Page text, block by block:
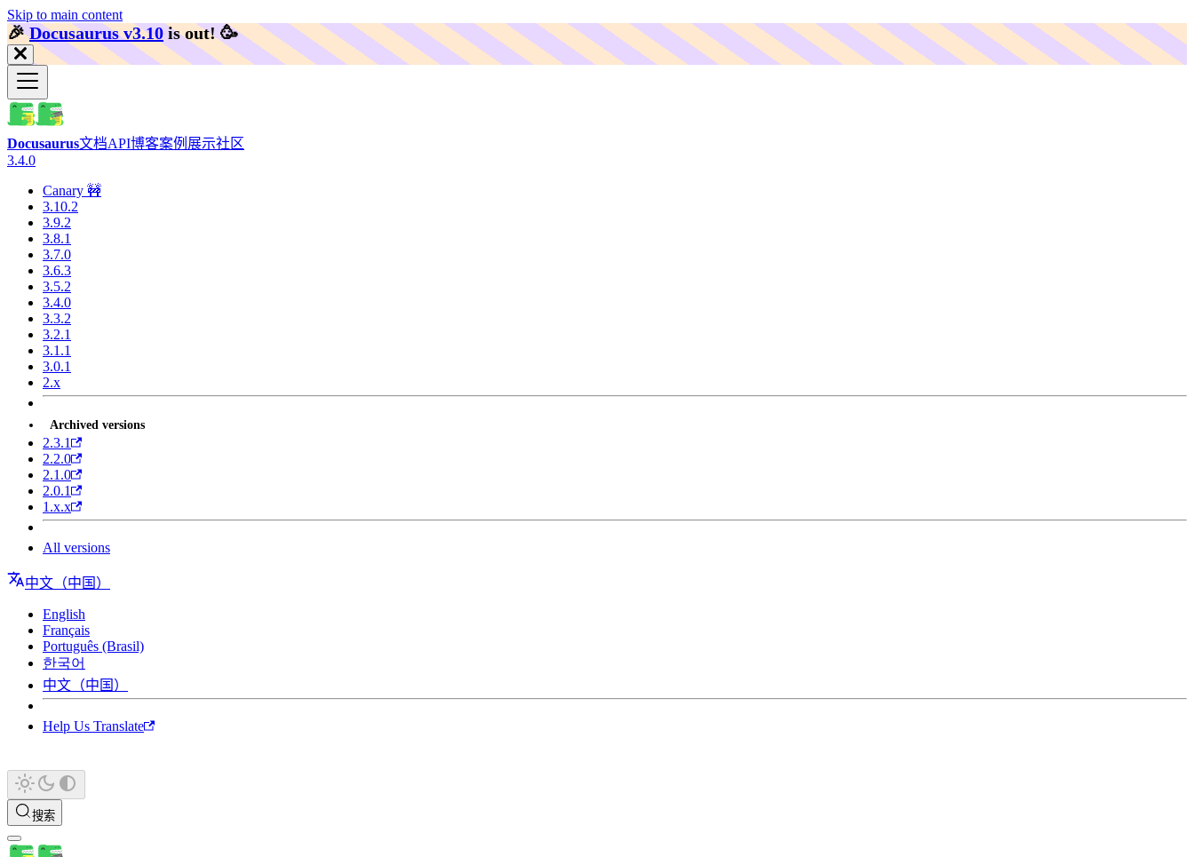
Skip to main content
🎉️Docusaurus v3.10 is out! 🥳️
Docusaurus文档API博客案例展示社区
3.4.0
Canary 🚧
3.10.2
3.9.2
3.8.1
3.7.0
3.6.3
3.5.2
3.4.0
3.3.2
3.2.1
3.1.1
3.0.1
2.x
Archived versions
2.3.1
2.2.0
2.1.0
2.0.1
1.x.x
All versions
中文（中国）
English
Français
Português (Brasil)
한국어
中文（中国）
Help Us Translate
搜索